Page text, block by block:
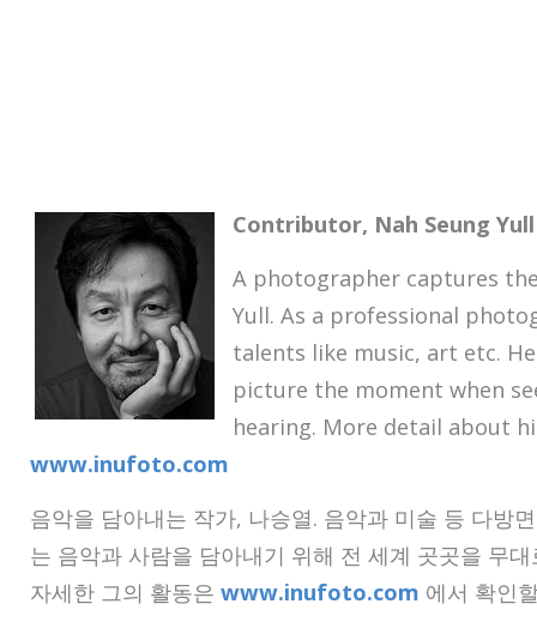
Contributor, Nah Seung Yull
A photographer captures
Yull. As a professional
talents like music, art etc.
picture the moment when
hearing. More detail about
www.inufoto.com
음악을 담아내는 작가, 나승열. 음악과 미술 등 다방
는 음악과 사람을 담아내기 위해 전 세계 곳곳을 무
자세한 그의 활동은 www.inufoto.com 에서 확인